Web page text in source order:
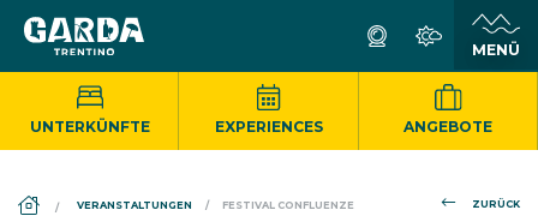
UNTERKÜNFTE EXPERIENCES ANGEBOTE
ZURÜCK
VERANSTALTUNGEN FESTIVAL CONFLUENZE